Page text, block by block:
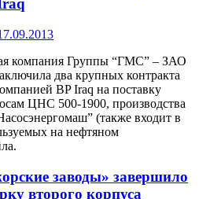
компания Группы “ГМС” – ЗАО
два крупных контракта
BP Iraq на поставку
ЦНС 500-1900, производства
(также входит в
на нефтяном
заводы» завершило
второго корпуса